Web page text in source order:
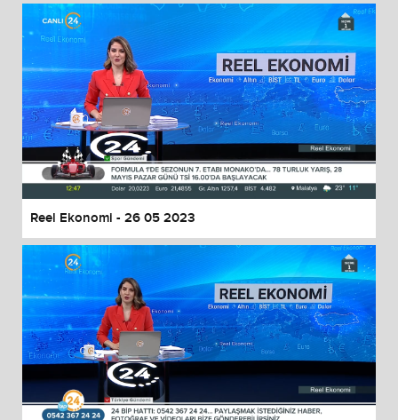
Reel Ekonomi - 26 05 2023